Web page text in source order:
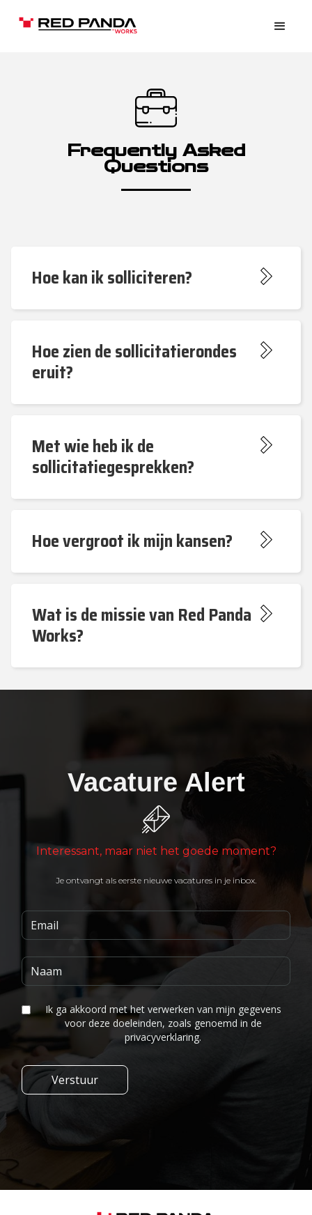
Frequently Asked
Questions
Hoe kan ik solliciteren?
Hoe zien de sollicitatierondes
eruit?
Met wie heb ik de
sollicitatiegesprekken?
Hoe vergroot ik mijn kansen?
Wat is de missie van Red Panda
Works?
Vacature Alert
Interessant, maar niet het goede moment?
Je ontvangt als eerste nieuwe vacatures in je inbox.
Ik ga akkoord met het verwerken van mijn gegevens
voor deze doeleinden, zoals genoemd in de
privacyverklaring.